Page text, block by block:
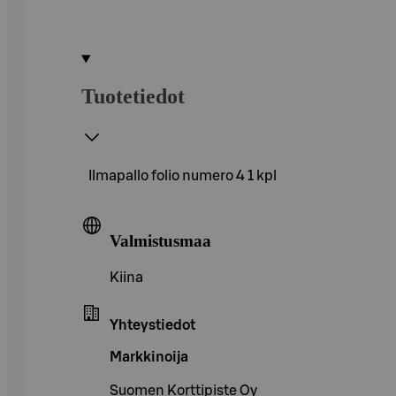
Tuotetiedot
Ilmapallo folio numero 4 1 kpl
Valmistusmaa
Kiina
Yhteystiedot
Markkinoija
Suomen Korttipiste Oy